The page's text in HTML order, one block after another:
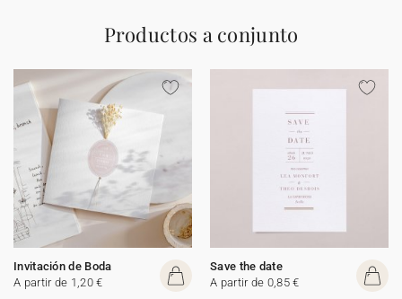
Productos a conjunto
Invitación de Boda
A partir de 1,20 €
Save the date
A partir de 0,85 €